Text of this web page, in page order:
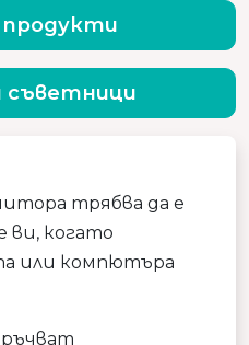
трябва да е
ви, когато
или компютъра
продукти
съветници